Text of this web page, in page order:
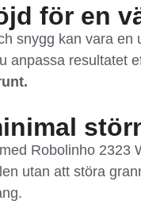
för en
snygg kan vara
anpassa resultatet
Robolinho 2323
utan att störa